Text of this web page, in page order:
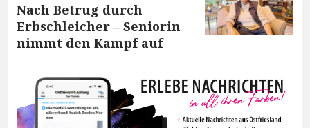
Nach Betrug durch
Erbschleicher – Seniorin
nimmt den Kampf auf